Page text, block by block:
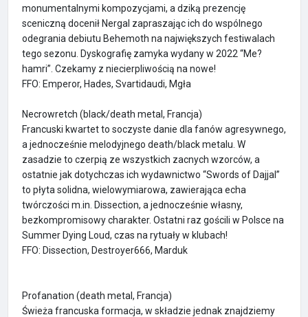
monumentalnymi kompozycjami, a dziką prezencję
sceniczną docenił Nergal zapraszając ich do wspólnego
odegrania debiutu Behemoth na największych festiwalach
tego sezonu. Dyskografię zamyka wydany w 2022 “Me?
hamri”. Czekamy z niecierpliwością na nowe!
FFO: Emperor, Hades, Svartidaudi, Mgła
Necrowretch (black/death metal, Francja)
Francuski kwartet to soczyste danie dla fanów agresywnego,
a jednocześnie melodyjnego death/black metalu. W
zasadzie to czerpią ze wszystkich zacnych wzorców, a
ostatnie jak dotychczas ich wydawnictwo “Swords of Dajjal”
to płyta solidna, wielowymiarowa, zawierająca echa
twórczości m.in. Dissection, a jednocześnie własny,
bezkompromisowy charakter. Ostatni raz gościli w Polsce na
Summer Dying Loud, czas na rytuały w klubach!
FFO: Dissection, Destroyer666, Marduk
Profanation (death metal, Francja)
Świeża francuska formacja, w składzie jednak znajdziemy